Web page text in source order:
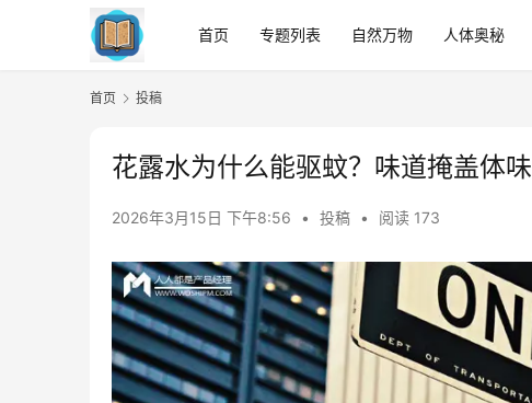
首页 专题列表 自然万物 人体奥秘
首页 投稿
花露水为什么能驱蚊？味道掩盖体味
2026年3月15日 下午8:56 • 投稿 • 阅读 173